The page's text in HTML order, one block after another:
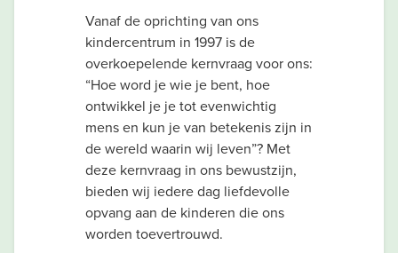
Vanaf de oprichting van ons
kindercentrum in 1997 is de
overkoepelende kernvraag voor ons:
“Hoe word je wie je bent, hoe
ontwikkel je je tot evenwichtig
mens en kun je van betekenis zijn in
de wereld waarin wij leven”? Met
deze kernvraag in ons bewustzijn,
bieden wij iedere dag liefdevolle
opvang aan de kinderen die ons
worden toevertrouwd.